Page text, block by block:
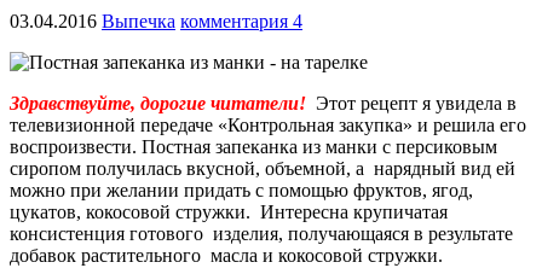
03.04.2016 Выпечка комментария 4
Здравствуйте, дорогие читатели! Этот рецепт я увидела в
телевизионной передаче «Контрольная закупка» и решила его
воспроизвести. Постная запеканка из манки с персиковым
сиропом получилась вкусной, объемной, а нарядный вид ей
можно при желании придать с помощью фруктов, ягод,
цукатов, кокосовой стружки. Интересна крупичатая
консистенция готового изделия, получающаяся в результате
добавок растительного масла и кокосовой стружки.